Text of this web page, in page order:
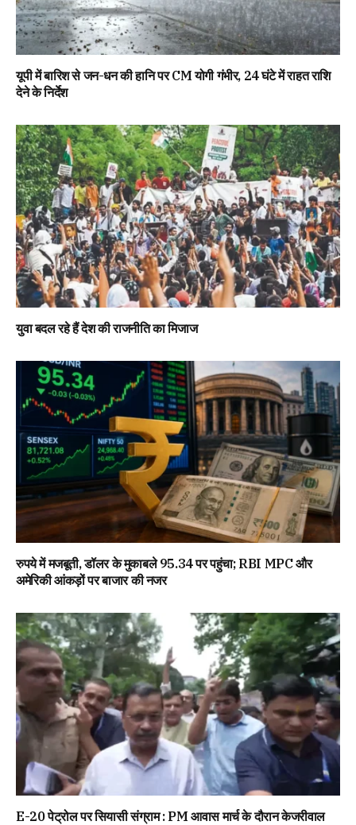
यूपी में बारिश से जन-धन की हानि पर CM योगी गंभीर, 24 घंटे में राहत राशि
देने के निर्देश
युवा बदल रहे हैं देश की राजनीति का मिजाज
रुपये में मजबूती, डॉलर के मुकाबले 95.34 पर पहुंचा; RBI MPC और
अमेरिकी आंकड़ों पर बाजार की नजर
E-20 पेट्रोल पर सियासी संग्राम : PM आवास मार्च के दौरान केजरीवाल